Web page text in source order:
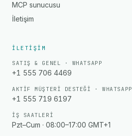
MCP sunucusu
İletişim
İLETIŞIM
SATIŞ & GENEL · WHATSAPP
+1 555 706 4469
AKTIF MÜŞTERI DESTEĞI · WHATSAPP
+1 555 719 6197
İŞ SAATLERI
Pzt–Cum · 08:00–17:00 GMT+1